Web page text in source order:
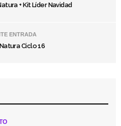
+ Kit Líder Navidad
ENTRADA
Ciclo 16